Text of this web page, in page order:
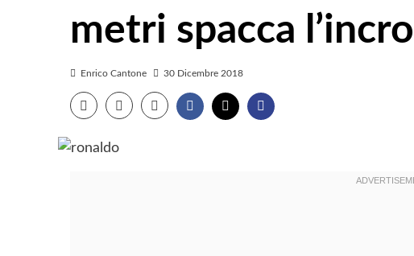
metri spacca
Enrico Cantone 30 Dicembre 2018